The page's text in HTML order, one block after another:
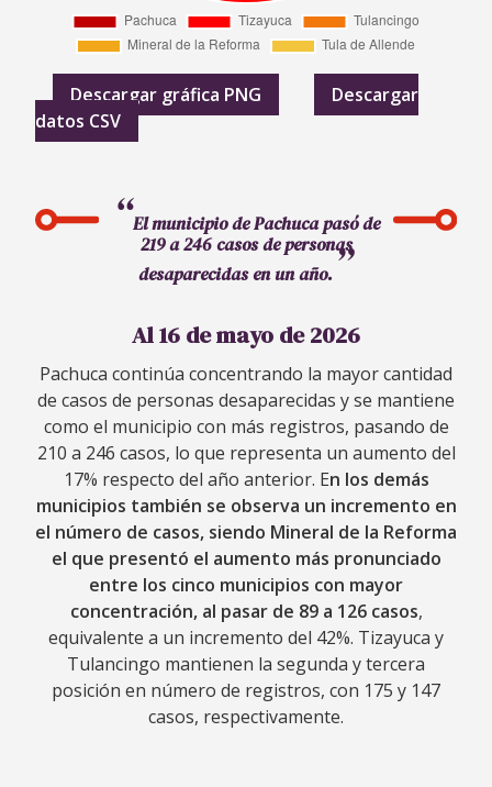
Descargar gráfica PNG
Descargar
datos CSV
El municipio de Pachuca pasó de
219 a 246 casos de personas
desaparecidas en un año.
Al 16 de mayo de 2026
Pachuca continúa concentrando la mayor cantidad
de casos de personas desaparecidas y se mantiene
como el municipio con más registros, pasando de
210 a 246 casos, lo que representa un aumento del
17% respecto del año anterior. En los demás
municipios también se observa un incremento en
el número de casos, siendo Mineral de la Reforma
el que presentó el aumento más pronunciado
entre los cinco municipios con mayor
concentración, al pasar de 89 a 126 casos,
equivalente a un incremento del 42%. Tizayuca y
Tulancingo mantienen la segunda y tercera
posición en número de registros, con 175 y 147
casos, respectivamente.